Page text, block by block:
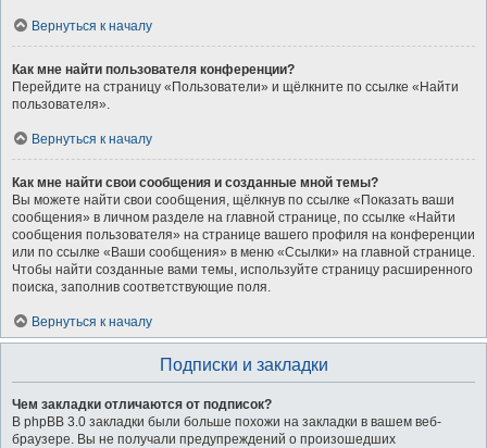
Вернуться к началу
Как мне найти пользователя конференции?
Перейдите на страницу «Пользователи» и щёлкните по ссылке «Найти
пользователя».
Вернуться к началу
Как мне найти свои сообщения и созданные мной темы?
Вы можете найти свои сообщения, щёлкнув по ссылке «Показать ваши
сообщения» в личном разделе на главной странице, по ссылке «Найти
сообщения пользователя» на странице вашего профиля на конференции
или по ссылке «Ваши сообщения» в меню «Ссылки» на главной странице.
Чтобы найти созданные вами темы, используйте страницу расширенного
поиска, заполнив соответствующие поля.
Вернуться к началу
Подписки и закладки
Чем закладки отличаются от подписок?
В phpBB 3.0 закладки были больше похожи на закладки в вашем веб-
браузере. Вы не получали предупреждений о произошедших